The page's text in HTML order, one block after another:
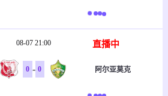
08-07 21:00 直播中
0 - 0 阿尔亚莫克